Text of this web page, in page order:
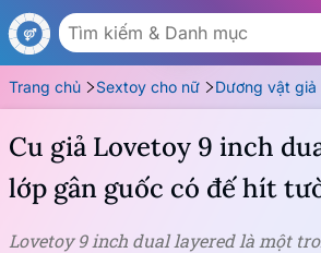
Trang chủ Sextoy cho nữ Dương vật giả
Cu giả Lovetoy 9 inch
lớp gân guốc có đế hít
Lovetoy 9 inch dual layered là một